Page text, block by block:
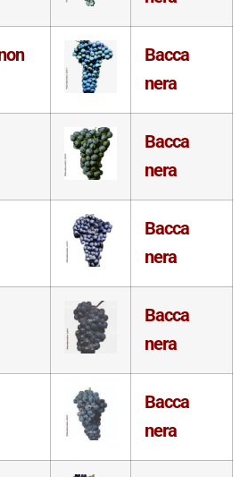
Bacca
nera
Bacca
nera
Bacca
nera
Bacca
nera
Bacca
nera